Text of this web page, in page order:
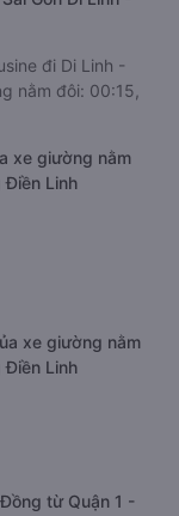
đi Di Linh -
nằm đôi: 00:15,
xe giường nằm
Điền Linh
xe giường nằm
Điền Linh
từ Quận 1 -